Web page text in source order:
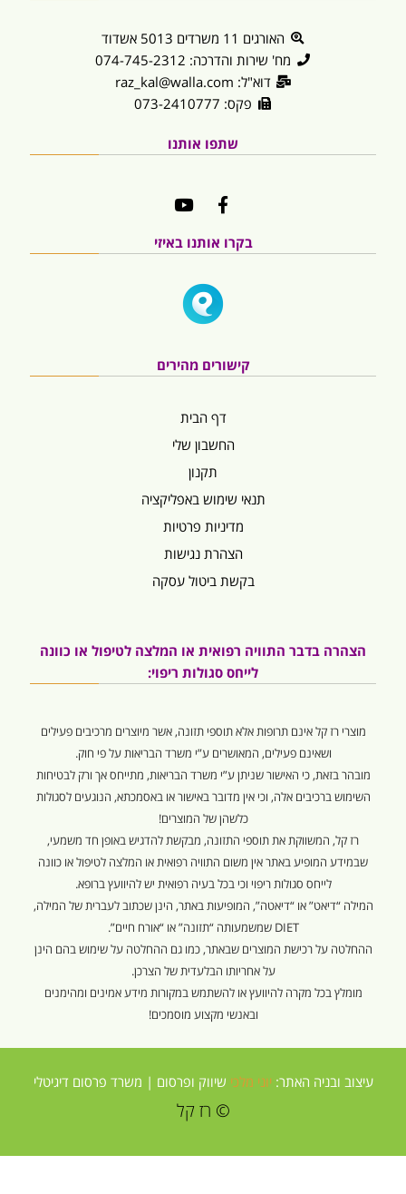
האורגים 11 משרדים 5013 אשדוד
מח' שירות והדרכה: 074-745-2312
דוא"ל: raz_kal@walla.com
פקס: 073-2410777
שתפו אותנו
בקרו אותנו באיזי
קישורים מהירים
דף הבית
החשבון שלי
תקנון
תנאי שימוש באפליקציה
מדיניות פרטיות
הצהרת נגישות
בקשת ביטול עסקה
הצהרה בדבר התוויה רפואית או המלצה לטיפול או כוונה
לייחס סגולות ריפוי:
מוצרי רז קל אינם תרופות אלא תוספי תזונה, אשר מיוצרים מרכיבים פעילים
ושאינם פעילים, המאושרים ע”י משרד הבריאות על פי חוק.
מובהר בזאת, כי האישור שניתן ע”י משרד הבריאות, מתייחס אך ורק לבטיחות
השימוש ברכיבים אלה, וכי אין מדובר באישור או באסמכתא, הנוגעים לסגולות
כלשהן של המוצרים!
רז קל, המשווקת את תוספי התזונה, מבקשת להדגיש באופן חד משמעי,
שבמידע המופיע באתר אין משום התוויה רפואית או המלצה לטיפול או כוונה
לייחס סגולות ריפוי וכי בכל בעיה רפואית יש להיוועץ ברופא.
המילה “דיאט” או “דיאטה”, המופיעות באתר, הינן שכתוב לעברית של המילה,
DIET שמשמעותה “תזונה” או “אורח חיים”.
ההחלטה על רכישת המוצרים שבאתר, כמו גם ההחלטה על שימוש בהם הינן
על אחריותו הבלעדית של הצרכן.
מומלץ בכל מקרה להיוועץ או להשתמש במקורות מידע אמינים ומהימנים
ובאנשי מקצוע מוסמכים!
עיצוב ובניה האתר:יוני מלכי שיווק ופרסום | משרד פרסום דיגיטלי
© רז קל